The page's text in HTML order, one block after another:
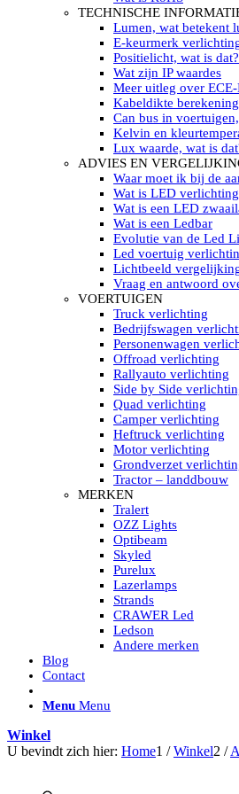
LED’s light PRO
LED High Bay
Subcategorieën Led
LED SIGNALISATIE
Led Flitsers
Werkverlichting met
Led zwaailampbalk
Led Multi
Led flitsbalk compact
Traffic Advisors
Led zwaailicht
Accessoires
Led signalisatie in
LED KOPLAMPEN
Led koplampen
Led koplampen
Led koplampen
Subcategorieën Led
LED ZOEKLICHT
Electrische Led
Electrisch Led
Marinco Roestvrijstaal
Elektrisch Led
Led zoeklamp
Led zoeklicht 230V
Subcategorieën Led
HELLA MARINE LED
Sea Hawk – Light Bars
Sea Hawk – Light
Sea Hawk – Work
RokLUME Led
HypaLUME Led
Subcategorieën Hella
LED STRIPS
Led strip flexibel Click
Led strip RGB op rol
Led strip IP68
Led strip kleur wit
Led strips Vantage
Led strip met
Subcategorieën Led
LED INTERIEUR
Led verlichting
LED Armatuur met
PORTABLE ACCU LED
Led zaklamp
Accu werklamp
TECHNISCHE
Lumen, wat betekent
E-keurmerk
Positielicht, wat is dat?
Wat zijn IP waardes
Meer uitleg over
Kabeldikte berekening
Can bus in
Kelvin en
Lux waarde, wat is
ADVIES EN
Waar moet ik bij de
Wat is LED verlichting
Wat is een LED
Wat is een Ledbar
Evolutie van de Led
Led voertuig
Lichtbeeld
Vraag en antwoord
VOERTUIGEN
Truck verlichting
Bedrijfswagen
Personenwagen
Offroad verlichting
Rallyauto verlichting
Side by Side
Quad verlichting
Camper verlichting
Heftruck verlichting
Motor verlichting
Grondverzet
Tractor – landdbouw
MERKEN
Tralert
OZZ Lights
Optibeam
Skyled
Purelux
Lazerlamps
Strands
CRAWER Led
Ledson
Andere merken
Blog
Contact
Menu Menu
Winkel
U bevindt zich hier: Home1 / Winkel2 /